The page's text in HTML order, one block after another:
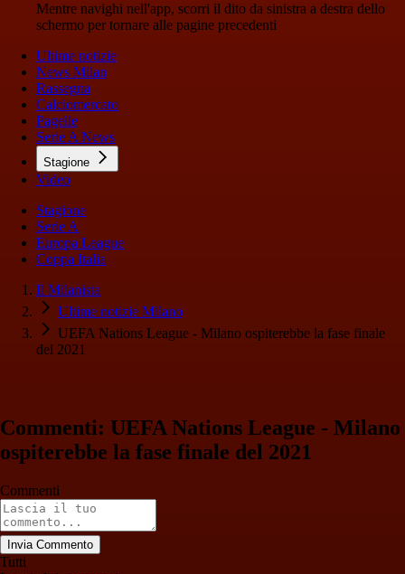
Mentre navighi nell'app, scorri il dito da sinistra a destra dello
schermo per tornare alle pagine precedenti
Ultime notizie
News Milan
Rassegna
Calciomercato
Pagelle
Serie A News
Stagione
Video
Stagione
Serie A
Europa League
Coppa Italia
Il Milanista
Ultime notizie Milano
UEFA Nations League - Milano ospiterebbe la fase finale
del 2021
Commenti: UEFA Nations League - Milano
ospiterebbe la fase finale del 2021
Commenti
Invia Commento
Tutti